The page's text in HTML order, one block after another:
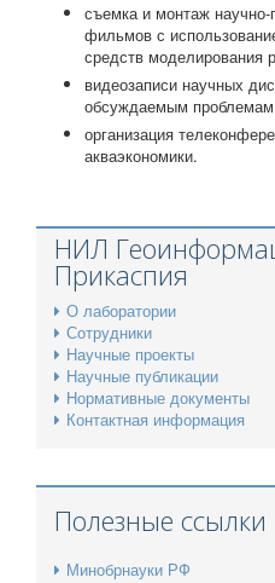
съемка и монтаж
фильмов с
средств моделирования
видеозаписи научных
обсуждаемым проблемам
организация
акваэкономики.
НИЛ
Прикаспия
О лаборатории
Сотрудники
Научные проекты
Научные публикации
Нормативные документы
Контактная информация
Полезные ссылки
Минобрнауки РФ